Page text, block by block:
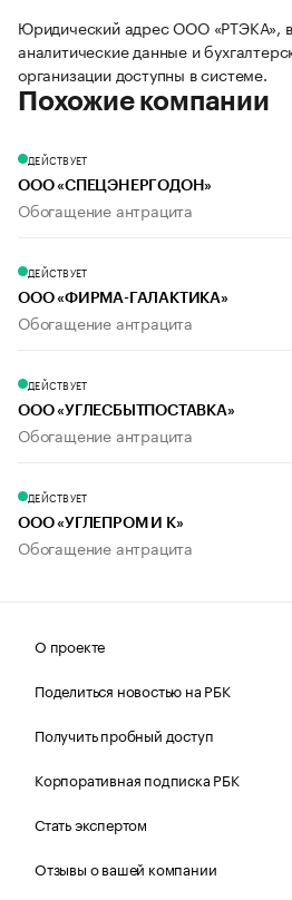
Юридический адрес ООО «РТЭКА»,
аналитические данные и
организации доступны в системе.
Похожие компании
ДЕЙСТВУЕТ
ООО «СПЕЦЭНЕРГОДОН»
Обогащение антрацита
ДЕЙСТВУЕТ
ООО «ФИРМА-ГАЛАКТИКА»
Обогащение антрацита
ДЕЙСТВУЕТ
ООО «УГЛЕСБЫТПОСТАВКА»
Обогащение антрацита
ДЕЙСТВУЕТ
ООО «УГЛЕПРОМ И К»
Обогащение антрацита
О проекте
Поделиться новостью на РБК
Получить пробный доступ
Корпоративная подписка РБК
Стать экспертом
Отзывы о вашей компании